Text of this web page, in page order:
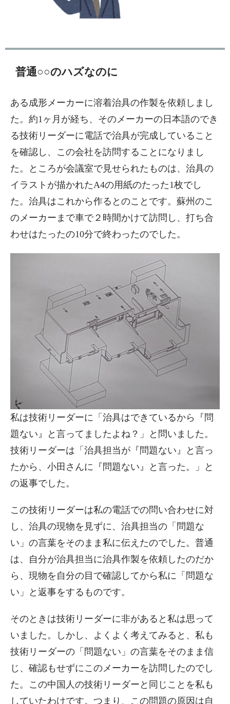
普通○○のハズなのに
ある成形メーカーに溶着治具の作製を依頼しまし
た。約1ヶ月が経ち、そのメーカーの日本語のでき
る技術リーダーに電話で治具が完成していること
を確認し、この会社を訪問することになりまし
た。ところが会議室で見せられたものは、治具の
イラストが描かれたA4の用紙のたった1枚でし
た。治具はこれから作るとのことです。蘇州のこ
のメーカーまで車で２時間かけて訪問し、打ち合
わせはたったの10分で終わったのでした。
私は技術リーダーに「治具はできているから『問
題ない』と言ってましたよね？」と問いました。
技術リーダーは「治具担当が『問題ない』と言っ
たから、小田さんに『問題ない』と言った。」と
の返事でした。
この技術リーダーは私の電話での問い合わせに対
し、治具の現物を見ずに、治具担当の「問題な
い」の言葉をそのまま私に伝えたのでした。普通
は、自分が治具担当に治具作製を依頼したのだか
ら、現物を自分の目で確認してから私に「問題な
い」と返事をするものです。
そのときは技術リーダーに非があると私は思って
いました。しかし、よくよく考えてみると、私も
技術リーダーの「問題ない」の言葉をそのまま信
じ、確認もせずにこのメーカーを訪問したのでし
た。この中国人の技術リーダーと同じことを私も
していたわけです。つまり、この問題の原因は自